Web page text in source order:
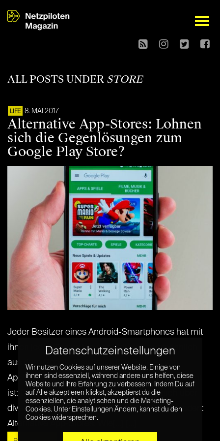
open
ALL POSTS UNDER STORE
LIFE 8. MAI 2017
Alternative App-Stores: Lohnen
sich die Gegenlösungen zum
Google Play Store?
Jeder Besitzer eines Android-Smartphones hat mit
ihnen jeden Tag zu tun und lädt sie hauptsächlich
aus dem Google Play Store. Die Rede ist von
Applikationen, kurz Apps. Was vielen nicht bekannt
ist: Die erweiternde Software lässt sich auch über
diverse andere Quellen legal auf das Telefon laden:
Alternative App-Stores. Wie[...] [...]
Datenschutzeinstellungen
Wir nutzen Cookies auf unserer Website. Einige von
ihnen sind essenziell, während andere uns helfen, diese
Website und Ihre Erfahrung zu verbessern. Indem Du auf
auf Alle akzeptieren klickst, akzeptierst du die
essenziellen, die analytischen und die Marketing-
Cookies. Unter Einstellungen Ändern, kannst du den
Cookies widersprechen.